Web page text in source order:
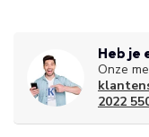
Heb je
Onze
2022